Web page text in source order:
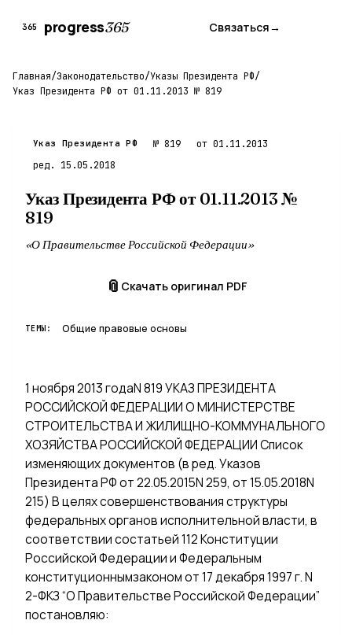
365 progress365 Связаться→
Главная/Законодательство/Указы Президента РФ/
Указ Президента РФ от 01.11.2013 № 819
Указ Президента РФ № 819
от 01.11.2013
ред. 15.05.2018
Указ Президента РФ от 01.11.2013 №
819
«О Правительстве Российской Федерации»
📎 Скачать оригинал PDF
ТЕМЫ: Общие правовые основы
1 ноября 2013 годаN 819 УКАЗ ПРЕЗИДЕНТА
РОССИЙСКОЙ ФЕДЕРАЦИИ О МИНИСТЕРСТВЕ
СТРОИТЕЛЬСТВА И ЖИЛИЩНО-КОММУНАЛЬНОГО
ХОЗЯЙСТВА РОССИЙСКОЙ ФЕДЕРАЦИИ Список
изменяющих документов (в ред. Указов
Президента РФ от 22.05.2015N 259, от 15.05.2018N
215) В целях совершенствования структуры
федеральных органов исполнительной власти, в
соответствии состатьей 112 Конституции
Российской Федерации и Федеральным
конституционнымзаконом от 17 декабря 1997 г. N
2-ФКЗ “О Правительстве Российской Федерации”
постановляю: